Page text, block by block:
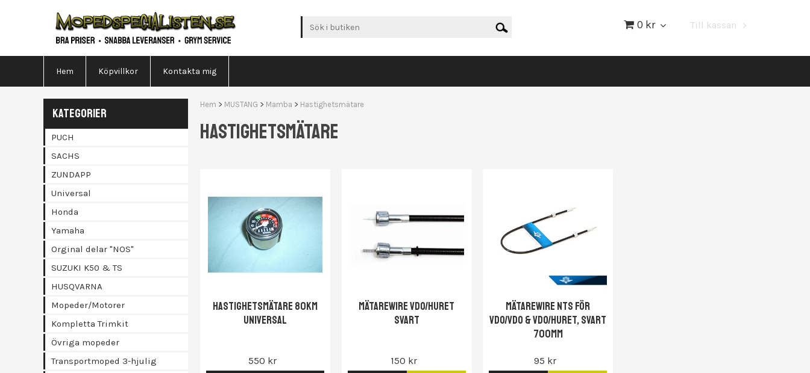
0 kr Till kassan
Hem Köpvillkor Kontakta mig
KATEGORIER
PUCH
SACHS
ZUNDAPP
Universal
Honda
Yamaha
Orginal delar "NOS"
SUZUKI K50 & TS
HUSQVARNA
Mopeder/Motorer
Kompletta Trimkit
Övriga mopeder
Transportmoped 3-hjulig
Hem > MUSTANG > Mamba > Hastighetsmätare
HASTIGHETSMÄTARE
Hastighetsmätare 80km
Universal
550 kr
Mätarewire VDO/Huret
svart
150 kr
Mätarewire NTS för
VDO/VDO & VDO/Huret, Svart
700mm
95 kr